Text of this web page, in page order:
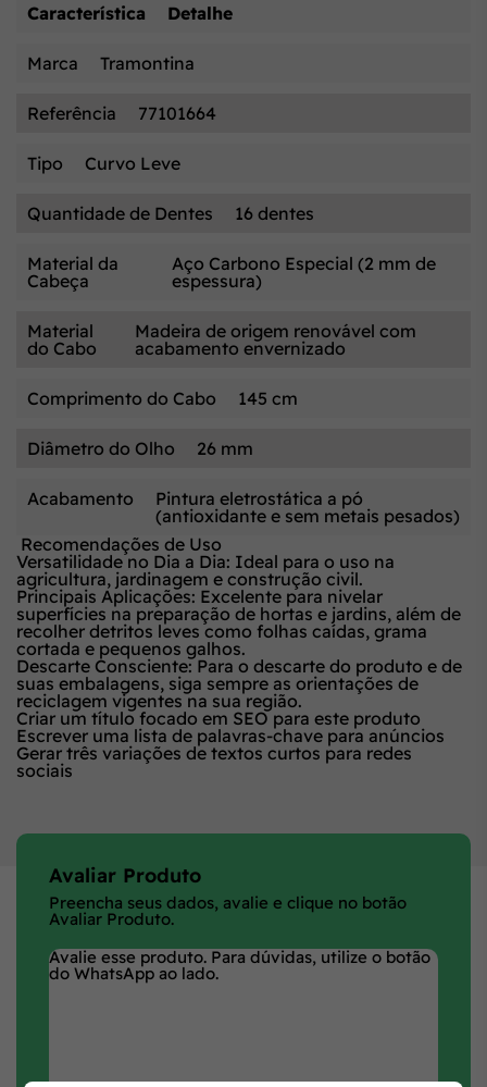
Característica
Detalhe
Marca Tramontina
Referência 77101664
Tipo Curvo Leve
Quantidade de Dentes 16 dentes
Material da
Cabeça
Aço Carbono Especial (2 mm de
espessura)
Material
do Cabo
Madeira de origem renovável com
acabamento envernizado
Comprimento do Cabo 145 cm
Diâmetro do Olho 26 mm
Acabamento
Pintura eletrostática a pó
(antioxidante e sem metais pesados)
Recomendações de Uso
Versatilidade no Dia a Dia: Ideal para o uso na
agricultura, jardinagem e construção civil.
Principais Aplicações: Excelente para nivelar
superfícies na preparação de hortas e jardins, além de
recolher detritos leves como folhas caídas, grama
cortada e pequenos galhos.
Descarte Consciente:Para o descarte do produto e de
suas embalagens, siga sempre as orientações de
reciclagem vigentes na sua região.
Criar um título focado em SEO para este produto
Escrever uma lista de palavras-chave para anúncios
Gerar três variações de textos curtos para redes
sociais
Avaliar Produto
Preencha seus dados, avalie e clique no botão
Avaliar Produto.